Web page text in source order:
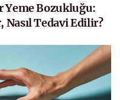
Yeme Bozukluğu:
Nasıl Tedavi Edilir?